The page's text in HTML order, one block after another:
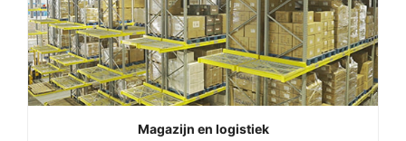
Magazijn en logistiek